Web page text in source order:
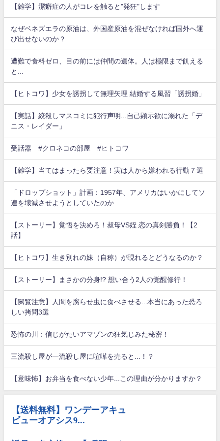
【雑学】潔癖症の人がコレを触ると"発狂"します
なぜベネズエラの原油は、外国産原油を混ぜなければ国外へ運
び出せないのか？
遭難で食料ゼロ、目の前には仲間の遺体。人は極限まで飢える
と...
【ヒトコワ】少女を誘拐して無理矢理 結婚する風習「誘拐婚」
【実話】絞殺しマスコミに犯行声明...自己顕示欲に溺れた「デ
ニス・レイダー」
受話器 #クロネコの部屋 #ヒトコワ
【雑学】当てはまったら要注意！実は人から嫌われる行動７選
「ドロップショット」計画：1957年、アメリカはいかにしてソ
連を壊滅させようとしていたのか
【ストーリー】覚悟を決めろ！叔母VS姪 恋の真剣勝負！【2
話】
【ヒトコワ】生き別れの妹（自称）が現れるとどうなるのか？
【ストーリー】まさかの分身!? 想い合う2人の覚醒修行！
【閲覧注意】人間を腐らせ虫に食べさせる...本当にあった恐ろ
しい拷問3選
恐怖の川：信じがたいアマゾンの狂気じみた秘密！
三流殺し屋が一流殺し屋に喧嘩を売ると...！？
【意味怖】お弁当を食べない少年...この理由が分かりますか？